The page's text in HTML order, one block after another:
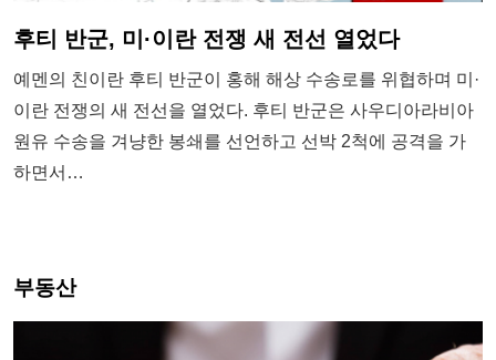
후티 반군, 미·이란 전쟁 새 전선 열었다
예멘의 친이란 후티 반군이 홍해 해상 수송로를 위협하며 미·
이란 전쟁의 새 전선을 열었다. 후티 반군은 사우디아라비아
원유 수송을 겨냥한 봉쇄를 선언하고 선박 2척에 공격을 가
하면서…
부동산